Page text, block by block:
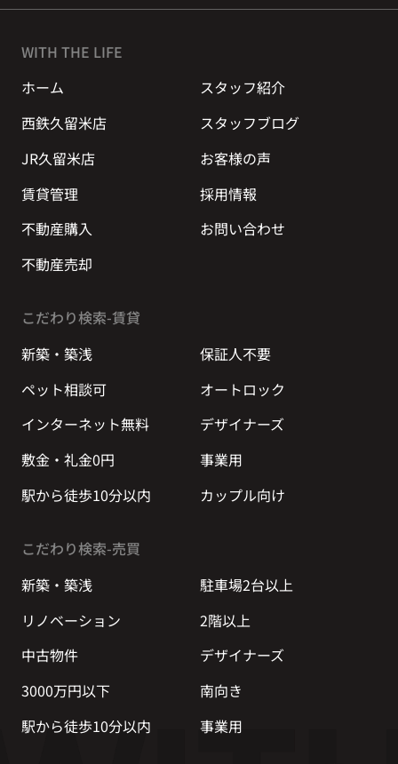
WITH THE LIFE
ホーム
スタッフ紹介
西鉄久留米店
スタッフブログ
JR久留米店
お客様の声
賃貸管理
採用情報
不動産購入
お問い合わせ
不動産売却
こだわり検索-賃貸
新築・築浅
保証人不要
ペット相談可
オートロック
インターネット無料
デザイナーズ
敷金・礼金0円
事業用
駅から徒歩10分以内
カップル向け
こだわり検索-売買
新築・築浅
駐車場2台以上
リノベーション
2階以上
中古物件
デザイナーズ
3000万円以下
南向き
駅から徒歩10分以内
事業用